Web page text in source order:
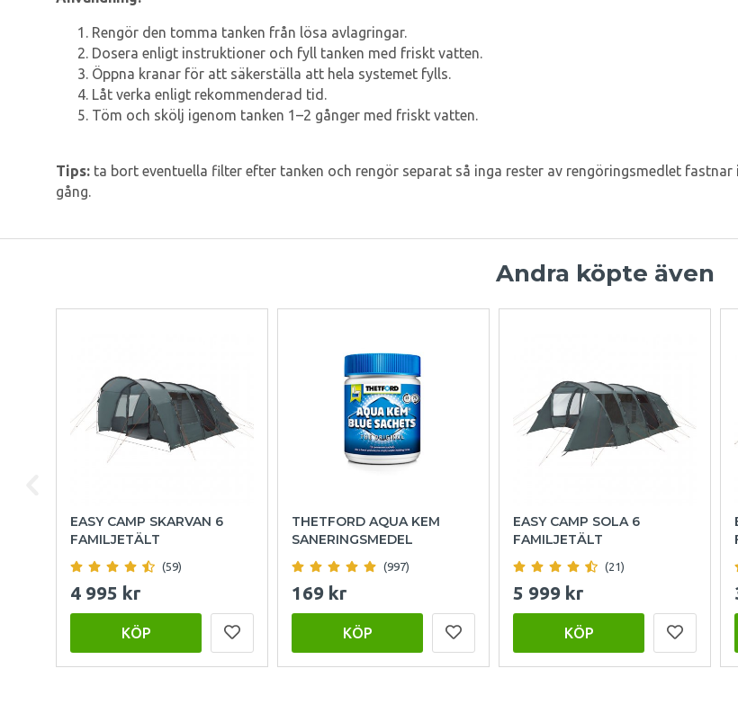
Rengör den tomma tanken från lösa avlagringar.
Dosera enligt instruktioner och fyll tanken med friskt vatten.
Öppna kranar för att säkerställa att hela systemet fylls.
Låt verka enligt rekommenderad tid.
Töm och skölj igenom tanken 1–2 gånger med friskt vatten.
Tips: ta bort eventuella filter efter tanken och rengör separat så inga rester av rengöringsmedlet
gång.
Andra köpte även
EASY CAMP SKARVAN 6
FAMILJETÄLT
(59)
4 995 kr
KÖP
THETFORD AQUA KEM
SANERINGSMEDEL
(997)
169 kr
KÖP
EASY CAMP SOLA 6
FAMILJETÄLT
(21)
5 999 kr
KÖP